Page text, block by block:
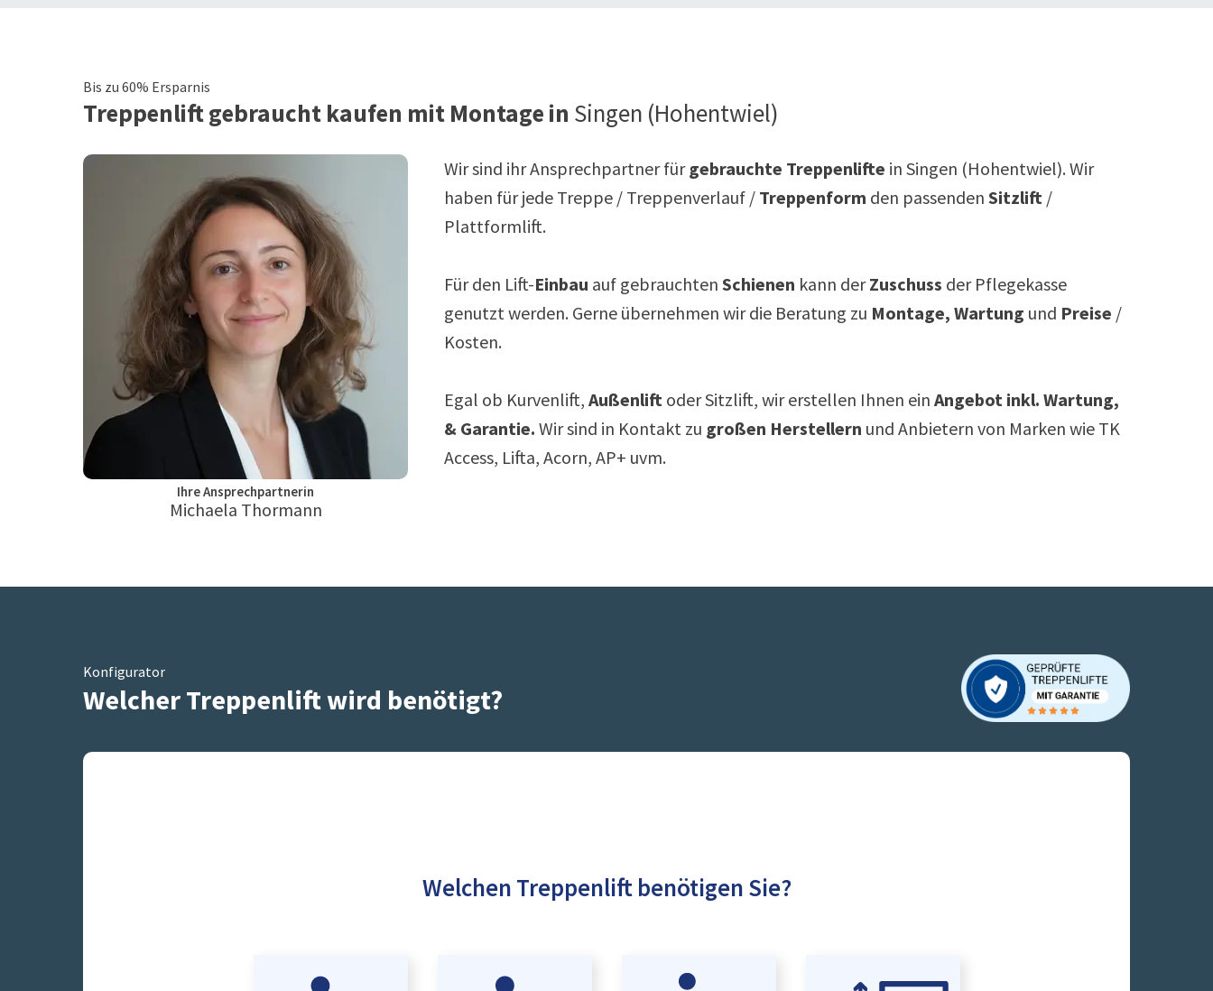
Bis zu 60% Ersparnis
Treppenliftgebraucht kaufen mit Montage in Singen (Hohentwiel)
Ihre Ansprechpartnerin
Michaela Thormann
Wir sind ihr Ansprechpartner fürgebrauchte Treppenlifte in Singen (Hohentwiel). Wir
haben für jede Treppe / Treppenverlauf / Treppenform den passenden Sitzlift /
Plattformlift.
Für den Lift-Einbau auf gebrauchten Schienen kann derZuschuss der Pflegekasse
genutzt werden. Gerne übernehmen wir die Beratung zu Montage, Wartung und Preise /
Kosten.
Egal ob Kurvenlift, Außenlift oder Sitzlift, wir erstellen Ihnen ein Angebot inkl. Wartung,
& Garantie. Wir sind in Kontakt zu großen Herstellern und Anbietern von Marken wie TK
Access, Lifta, Acorn, AP+ uvm.
Konfigurator
Welcher Treppenlift wird benötigt?
Welchen Treppenlift benötigen Sie?